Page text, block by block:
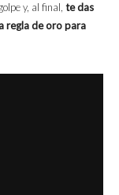
y, al final, te das
regla de oro para